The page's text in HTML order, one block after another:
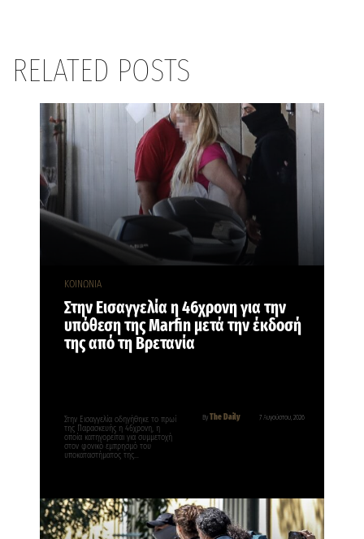
RELATED POSTS
ΚΟΙΝΩΝΙΑ
Στην Εισαγγελία η 46χρονη για την
υπόθεση της Marfin μετά την έκδοσή
της από τη Βρετανία
By The Daily 7 Αυγούστου, 2026
Στην Εισαγγελία οδηγήθηκε το πρωί
της Παρασκευής η 46χρονη, η
οποία κατηγορείται για συμμετοχή
στον φονικό εμπρησμό του
υποκαταστήματος της…